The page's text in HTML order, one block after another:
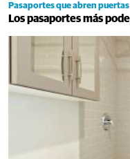
Pasaportes que abren puertas
Los pasaportes más